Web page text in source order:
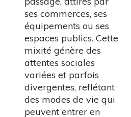
ses commerces, ses
équipements ou ses
espaces publics. Cette
mixité génère des
attentes sociales
variées et parfois
divergentes, reflétant
des modes de vie qui
peuvent entrer en